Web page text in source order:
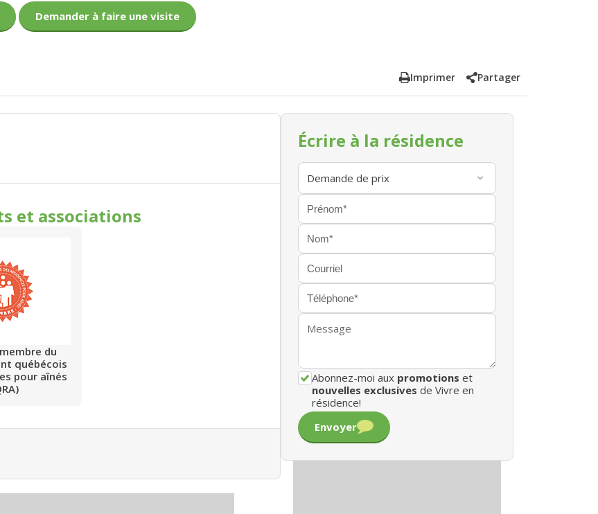
Demander à faire une visite
Imprimer Partager
et associations
du
québécois
pour aînés
Écrire à la résidence
Abonnez-moi aux promotions et
nouvelles exclusives de Vivre en
résidence!
Envoyer